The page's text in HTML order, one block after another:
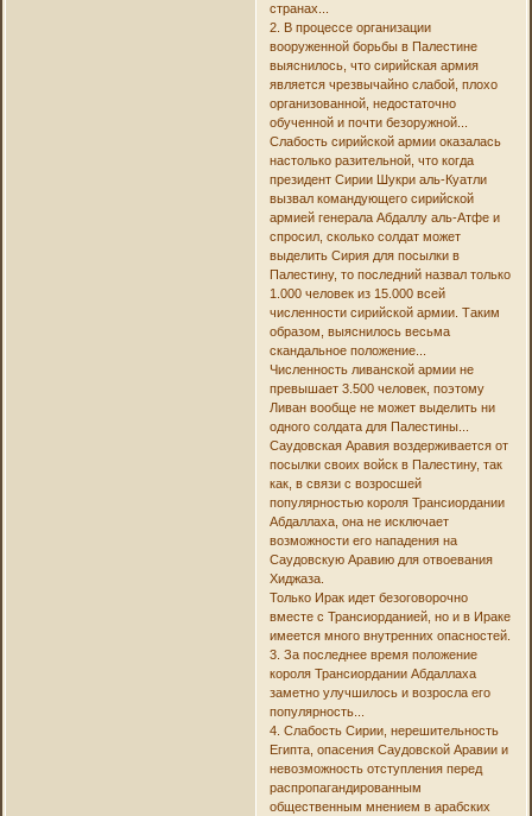
странах...
2. В процессе организации
вооруженной борьбы в Палестине
выяснилось, что сирийская армия
является чрезвычайно слабой, плохо
организованной, недостаточно
обученной и почти безоружной...
Слабость сирийской армии оказалась
настолько разительной, что когда
президент Сирии Шукри аль-Куатли
вызвал командующего сирийской
армией генерала Абдаллу аль-Атфе и
спросил, сколько солдат может
выделить Сирия для посылки в
Палестину, то последний назвал только
1.000 человек из 15.000 всей
численности сирийской армии. Таким
образом, выяснилось весьма
скандальное положение...
Численность ливанской армии не
превышает 3.500 человек, поэтому
Ливан вообще не может выделить ни
одного солдата для Палестины...
Саудовская Аравия воздерживается от
посылки своих войск в Палестину, так
как, в связи с возросшей
популярностью короля Трансиордании
Абдаллаха, она не исключает
возможности его нападения на
Саудовскую Аравию для отвоевания
Хиджаза.
Только Ирак идет безоговорочно
вместе с Трансиорданией, но и в Ираке
имеется много внутренних опасностей.
3. За последнее время положение
короля Трансиордании Абдаллаха
заметно улучшилось и возросла его
популярность...
4. Слабость Сирии, нерешительность
Египта, опасения Саудовской Аравии и
невозможность отступления перед
распропагандированным
общественным мнением в арабских